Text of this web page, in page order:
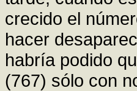
crecido el
hacer
habría podido
(767) sólo con